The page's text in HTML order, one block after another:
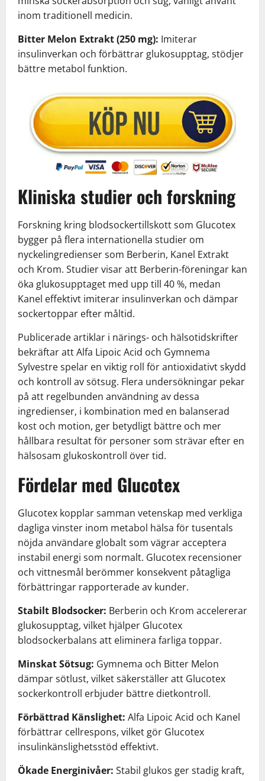
inom traditionell medicin.
Bitter Melon Extrakt (250 mg): Imiterar
insulinverkan och förbättrar glukosupptag, stödjer
bättre metabol funktion.
Kliniska studier och forskning
Forskning kring blodsockertillskott som Glucotex
bygger på flera internationella studier om
nyckelingredienser som Berberin, Kanel Extrakt
och Krom. Studier visar att Berberin-föreningar kan
öka glukosupptaget med upp till 40 %, medan
Kanel effektivt imiterar insulinverkan och dämpar
sockertoppar efter måltid.
Publicerade artiklar i närings- och hälsotidskrifter
bekräftar att Alfa Lipoic Acid och Gymnema
Sylvestre spelar en viktig roll för antioxidativt skydd
och kontroll av sötsug. Flera undersökningar pekar
på att regelbunden användning av dessa
ingredienser, i kombination med en balanserad
kost och motion, ger betydligt bättre och mer
hållbara resultat för personer som strävar efter en
hälsosam glukoskontroll över tid.
Fördelar med Glucotex
Glucotex kopplar samman vetenskap med verkliga
dagliga vinster inom metabol hälsa för tusentals
nöjda användare globalt som vägrar acceptera
instabil energi som normalt. Glucotex recensioner
och vittnesmål berömmer konsekvent påtagliga
förbättringar rapporterade av kunder.
Stabilt Blodsocker: Berberin och Krom accelererar
glukosupptag, vilket hjälper Glucotex
blodsockerbalans att eliminera farliga toppar.
Minskat Sötsug: Gymnema och Bitter Melon
dämpar sötlust, vilket säkerställer att Glucotex
sockerkontroll erbjuder bättre dietkontroll.
Förbättrad Känslighet: Alfa Lipoic Acid och Kanel
förbättrar cellrespons, vilket gör Glucotex
insulinkänslighetsstöd effektivt.
Ökade Energinivåer: Stabil glukos ger stadig kraft,